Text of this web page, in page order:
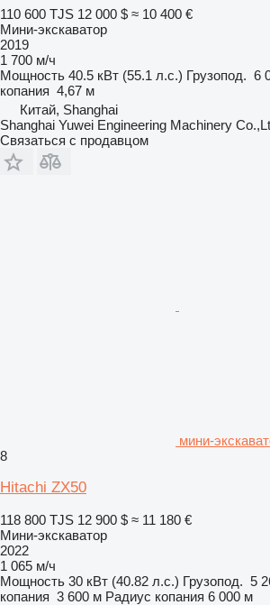
110 600 TJS 12 000 $ ≈ 10 400 €
Мини-экскаватор
2019
1 700 м/ч
Мощность 40.5 кВт (55.1 л.с.) Грузопод. 6
копания 4,67 м
Китай, Shanghai
Shanghai Yuwei Engineering Machinery
Связаться с продавцом
мини-
8
Hitachi ZX50
118 800 TJS 12 900 $ ≈ 11 180 €
Мини-экскаватор
2022
1 065 м/ч
Мощность 30 кВт (40.82 л.с.) Грузопод. 5
копания 3 600 м Радиус копания 6 000 м